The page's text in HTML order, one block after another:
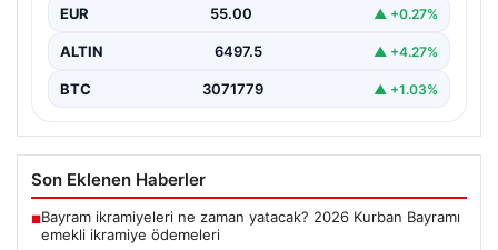
Reijnders"}, "content": "Yaz…
EUR 55.00 ▲ +0.27%
ALTIN 6497.5 ▲ +4.27%
BTC 3071779 ▲ +1.03%
Son Eklenen Haberler
■Bayram ikramiyeleri ne zaman yatacak? 2026 Kurban Bayramı
emekli ikramiye ödemeleri